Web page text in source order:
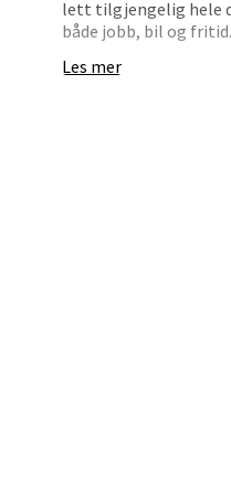
lett tilgjengelig hele
både jobb, bil og fritid.
Koppen er enkel å
Les mer